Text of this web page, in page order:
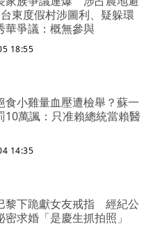
東度假村涉圖利、疑躲環
爭議：概無參與
18:55
食小雞量血壓遭檢舉？蘇一
10萬諷：只准賴總統當賴醫
14:35
黎下跪獻女友戒指 經紀公
密求婚「是慶生抓拍照」